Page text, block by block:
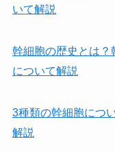
いて解説
幹細胞の歴史とは？
について解説
3種類の幹細胞につ
解説